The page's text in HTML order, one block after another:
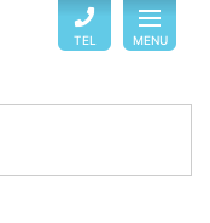
TEL MENU